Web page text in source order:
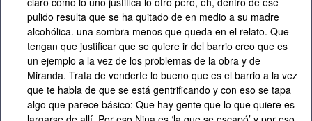
pulido resulta que se ha quitado de en medio a su madre
alcohólica. una sombra menos que queda en el relato. Que
tengan que justificar que se quiere ir del barrio creo que es
un ejemplo a la vez de los problemas de la obra y de
Miranda. Trata de venderte lo bueno que es el barrio a la vez
que te habla de que se está gentrificando y con eso se tapa
algo que parece básico: Que hay gente que lo que quiere es